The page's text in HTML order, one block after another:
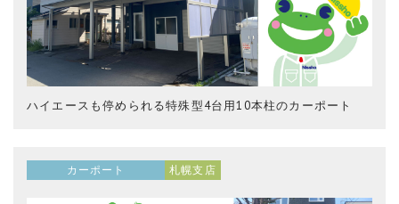
ハイエースも停められる特殊型4台用10本柱のカーポート
カーポート 札幌支店